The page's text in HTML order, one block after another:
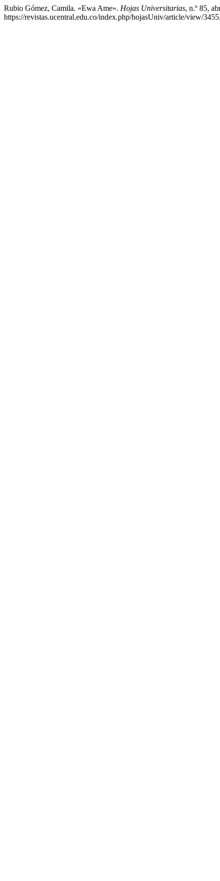
Rubio Gómez, Camila. «Ewa Ame». Hojas Universitarias, n.º 85,
https://revistas.ucentral.edu.co/index.php/hojasUniv/article/view/